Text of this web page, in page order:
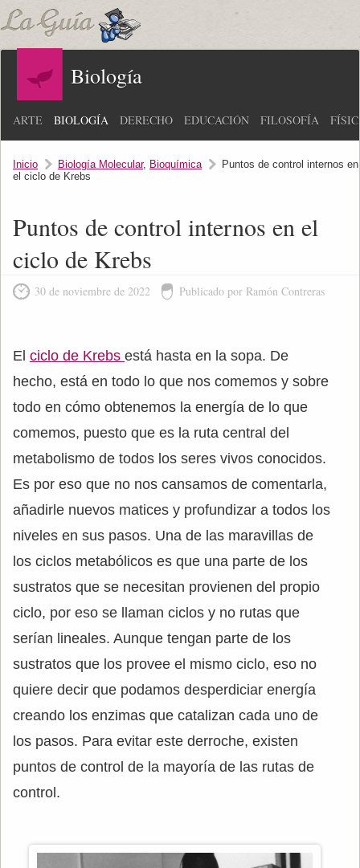
Biología
ARTE BIOLOGÍA DERECHO EDUCACIÓN FILOSOFÍA
Inicio Biología Molecular, Bioquímica
Puntos de control internos en
el ciclo de Krebs
Puntos de control internos en el
ciclo de Krebs
30 de noviembre de 2022 Publicado por Ramón Contreras
El ciclo de Krebs está hasta en la sopa. De
hecho, está en todo lo que nos comemos y sobre
todo en cómo obtenemos la energía de lo que
comemos, puesto que es la ruta central del
metabolismo de todos los seres vivos conocidos.
Es por eso que no nos cansamos de comentarla,
añadirle nuevos matices y profundizar a todos los
niveles en sus pasos. Una de las maravillas de
los ciclos metabólicos es que una parte de los
sustratos que se necesitan provienen del propio
ciclo, por eso se llaman ciclos y no rutas que
serían lineales. Aunque tengan parte de los
sustratos que los provee el mismo ciclo, eso no
quiere decir que podamos desperdiciar energía
creando los enzimas que catalizan cada uno de
los pasos. Para evitar este derroche, existen
puntos de control de la mayoría de las rutas de
control.